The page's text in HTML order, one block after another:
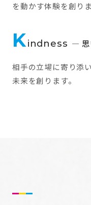
を動かす体験を創りま
Kindness — 思
相手の立場に寄り添
未来を創ります。